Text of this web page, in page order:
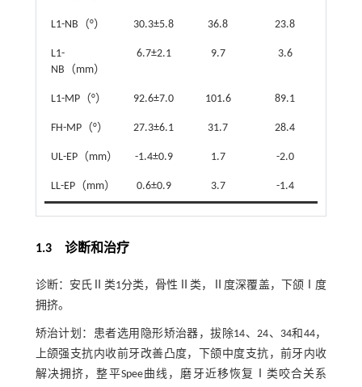
L1-NB（°） 30.3±5.8 36.8 23.8
L1-
NB（mm）
6.7±2.1 9.7 3.6
L1-MP（°） 92.6±7.0 101.6 89.1
FH-MP（°） 27.3±6.1 31.7 28.4
UL-EP（mm） -1.4±0.9 1.7 -2.0
LL-EP（mm） 0.6±0.9 3.7 -1.4
1.3 诊断和治疗
诊断：安氏Ⅱ类1分类，骨性Ⅱ类，Ⅱ度深覆盖，下颌Ⅰ度
拥挤。
矫治计划：患者选用隐形矫治器，拔除14、24、34和44，
上颌强支抗内收前牙改善凸度，下颌中度支抗，前牙内收
解决拥挤，整平Spee曲线，磨牙近移恢复Ⅰ类咬合关系